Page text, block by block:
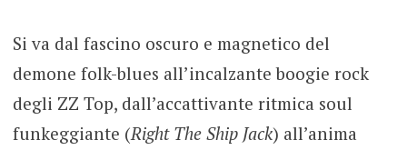
Si va dal fascino oscuro e magnetico del
demone folk-blues all’incalzante boogie rock
degli ZZ Top, dall’accattivante ritmica soul
funkeggiante (Right The Ship Jack) all’anima